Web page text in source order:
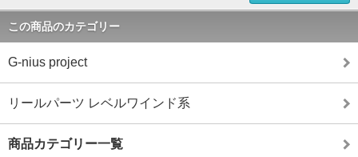
この商品のカテゴリー
G-nius project
リールパーツ レベルワインド系
商品カテゴリー一覧